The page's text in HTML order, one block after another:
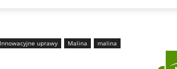
Innowacyjne uprawy Malina
malina